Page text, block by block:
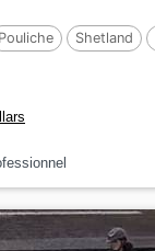
Pouliche Shetland